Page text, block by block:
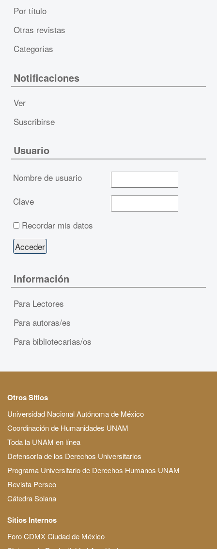
Por título
Otras revistas
Categorías
Notificaciones
Ver
Suscribirse
Usuario
Nombre de usuario
Clave
Recordar mis datos
Información
Para Lectores
Para autoras/es
Para bibliotecarias/os
Otros Sitios
Universidad Nacional Autónoma de México
Coordinación de Humanidades UNAM
Toda la UNAM en línea
Defensoría de los Derechos Universitarios
Programa Universitario de Derechos Humanos UNAM
Revista Perseo
Cátedra Solana
Sitios Internos
Foro CDMX Ciudad de México